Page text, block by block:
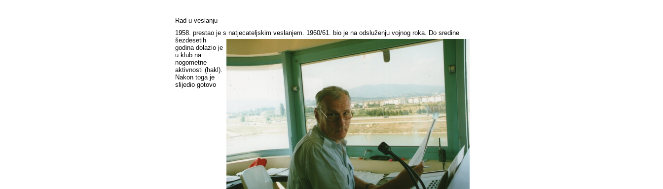
Rad u veslanju
1958. prestao je s natjecateljskim veslanjem. 1960/61. bio je na odsluženju vojnog roka. Do sredine
šezdesetih
godina dolazio je
u klub na
nogometne
aktivnosti (hakl).
Nakon toga je
slijedio gotovo